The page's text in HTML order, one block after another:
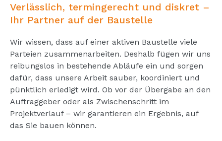
Verlässlich, termingerecht und diskret –
Ihr Partner auf der Baustelle
Wir wissen, dass auf einer aktiven Baustelle viele
Parteien zusammenarbeiten. Deshalb fügen wir uns
reibungslos in bestehende Abläufe ein und sorgen
dafür, dass unsere Arbeit sauber, koordiniert und
pünktlich erledigt wird. Ob vor der Übergabe an den
Auftraggeber oder als Zwischenschritt im
Projektverlauf – wir garantieren ein Ergebnis, auf
das Sie bauen können.